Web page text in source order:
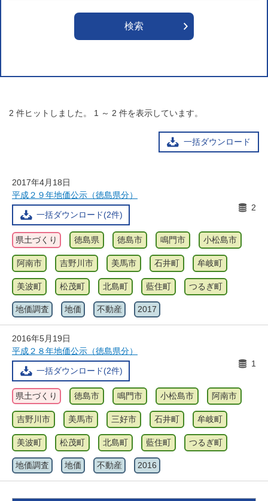
2 件ヒットしました。 1 ～ 2 件を表示しています。
一括ダウンロード
2017年4月18日
平成２９年地価公示（徳島県分）
一括ダウンロード(2件)
2
県土づくり 徳島県 徳島市 鳴門市 小松島市
阿南市 吉野川市 美馬市 石井町 牟岐町
美波町 松茂町 北島町 藍住町 つるぎ町
地価調査 地価 不動産 2017
2016年5月19日
平成２８年地価公示（徳島県分）
一括ダウンロード(2件)
1
県土づくり 徳島市 鳴門市 小松島市 阿南市
吉野川市 美馬市 三好市 石井町 牟岐町
美波町 松茂町 北島町 藍住町 つるぎ町
地価調査 地価 不動産 2016